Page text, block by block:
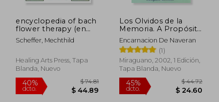
40% 45%
encyclopedia of bach
flower therapy (en
Inglés)
Scheffer, Mechthild
Healing Arts Press, Tapa
Blanda, Nuevo
Los Olvidos de la
Memoria. A Propósito
de la Acupuntura
Como Tratamiento
de la Enfermedad de
Alzheimer Basado en
el Código Genético
Encarnacion De Naveran
(1)
Miraguano, 2002, 1 Edición,
Tapa Blanda, Nuevo